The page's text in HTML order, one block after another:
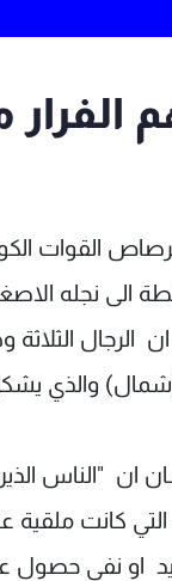
برصاص القوات
الى نجله
الرجال الثلاثة
(شمال) والذي
"الناس
كانت ملقية
او نفي حصول